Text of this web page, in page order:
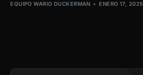
EQUIPO WARIO DUCKERMAN ENERO 17, 2025